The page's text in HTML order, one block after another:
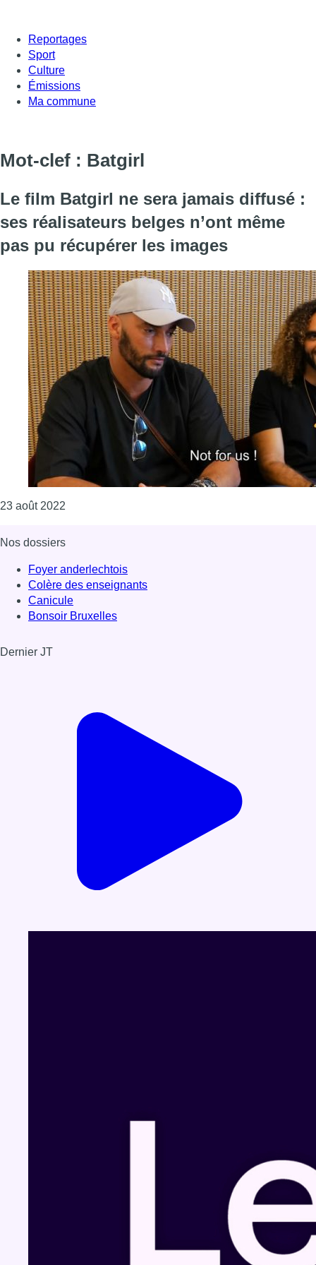
Reportages
Sport
Culture
Émissions
Ma commune
Mot-clef : Batgirl
Le film Batgirl ne sera jamais diffusé :
ses réalisateurs belges n’ont même
pas pu récupérer les images
23 août 2022
Nos dossiers
Foyer anderlechtois
Colère des enseignants
Canicule
Bonsoir Bruxelles
Dernier JT